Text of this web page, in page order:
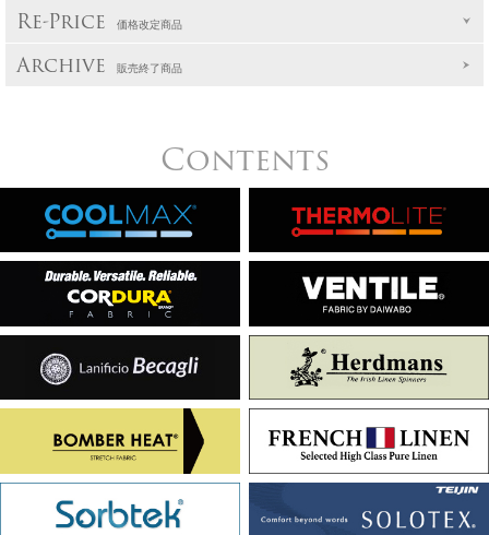
Re-Price 価格改定商品
Archive 販売終了商品
Contents